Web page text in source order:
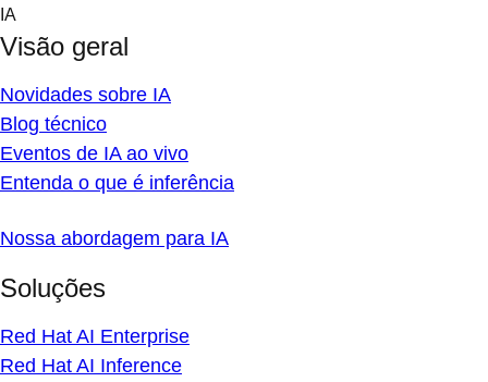
Skip
content
IA
Visão geral
Novidades sobre IA
Blog técnico
Eventos de IA ao vivo
Entenda o que é inferência
Nossa abordagem para IA
Soluções
Red Hat AI Enterprise
Red Hat AI Inference